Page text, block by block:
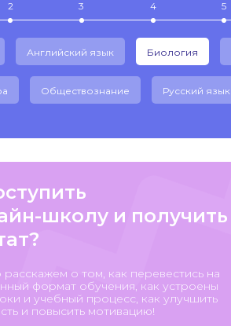
2 3 4 5
Английский язык Биология
Обществознание Русский язык
школу и получить
о том, как перевестись на
формат обучения, как устроены
и учебный процесс, как улучшить
и повысить мотивацию!